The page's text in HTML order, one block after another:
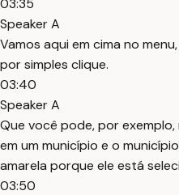
03:35
Speaker A
Vamos aqui em cima no
por simples clique.
03:40
Speaker A
Que você pode, por
em um município e o
amarela porque ele está
03:50